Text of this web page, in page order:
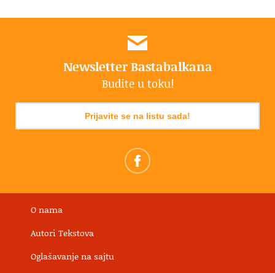
Newsletter Bastabalkana
Budite u toku!
Prijavite se na listu sada!
O nama
Autori Tekstova
Oglašavanje na sajtu